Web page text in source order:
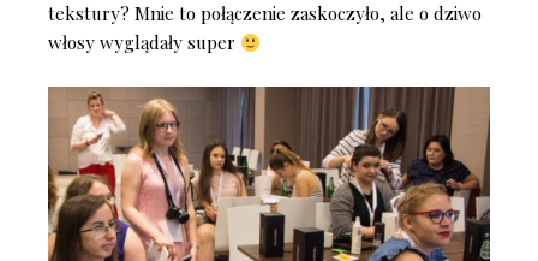
tekstury? Mnie to połączenie zaskoczyło, ale o dziwo
włosy wyglądały super